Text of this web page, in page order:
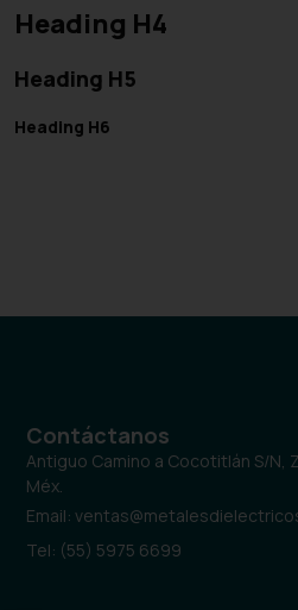
Heading H4
Heading H5
Heading H6
Contáctanos
Antiguo Camino a Cocotitlán S/N,
Méx.
Email:
Tel: (55) 5975 6699